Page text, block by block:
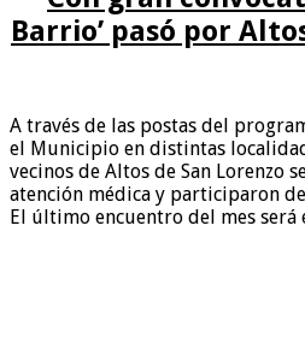
Barrio’ pasó por
A través de las postas del
el Municipio en distintas
vecinos de Altos de San Lorenzo
atención médica y participaron
El último encuentro del mes será